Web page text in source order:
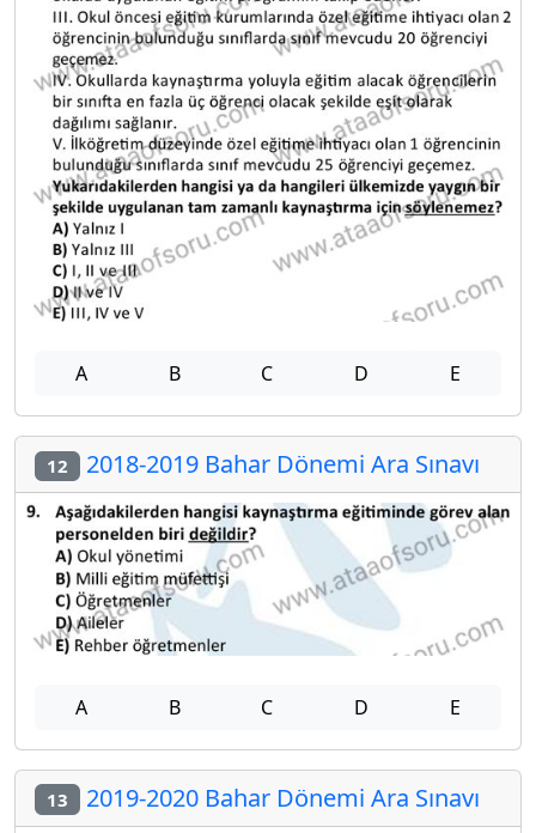
A B C D E
12 2018-2019 Bahar Dönemi Ara Sınavı
A B C D E
13 2019-2020 Bahar Dönemi Ara Sınavı